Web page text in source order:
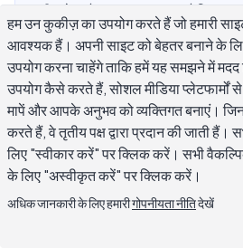
की अपेक्षा है। यह गाइड बताता है कि क्या
और आकस्मिक संदर्भों के लिए कई तैयार
व्यक्त करें, और रिटर्न-डेट प्रश्नों को
संभालें।
मातृत्व अवकाश अनुपस्थिति
चाहिए?
एक मातृत्व अवकाश अनुपस्थिति संदेश को
हम उन कुकीज़ का उपयोग करते हैं जो हमारी
आवश्यक हैं। अपनी साइट को बेहतर बनाने के
उपयोग करना चाहेंगे ताकि हमें यह समझने में
उपयोग कैसे करते हैं, सोशल मीडिया प्लेटफार्मों
मापें और आपके अनुभव को व्यक्तिगत बनाएं।
करते हैं, वे तृतीय पक्ष द्वारा प्रदान की जाती
लिए "स्वीकार करें" पर क्लिक करें। सभी
के लिए "अस्वीकृत करें" पर क्लिक करें।
अधिक जानकारी के लिए हमारीगोपनीयता नीतिदेखें